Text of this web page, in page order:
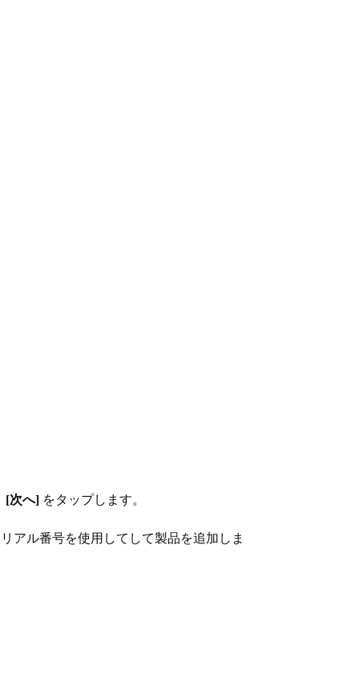
[次へ] をタップします。
アル番号を使用してして製品を追加しま